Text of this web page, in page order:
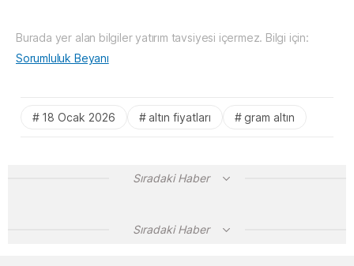
Burada yer alan bilgiler yatırım tavsiyesi içermez. Bilgi için:
Sorumluluk Beyanı
18 Ocak 2026 altın fiyatları gram altın
Sıradaki Haber
Sıradaki Haber